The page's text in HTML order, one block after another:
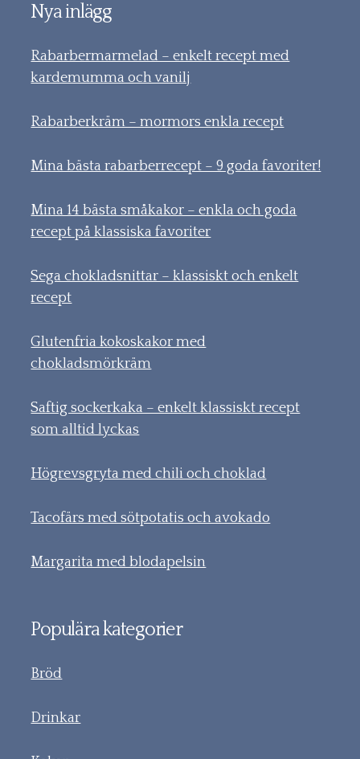
Nya inlägg
Rabarbermarmelad – enkelt recept med
kardemumma och vanilj
Rabarberkräm – mormors enkla recept
Mina bästa rabarberrecept – 9 goda favoriter!
Mina 14 bästa småkakor – enkla och goda
recept på klassiska favoriter
Sega chokladsnittar – klassiskt och enkelt
recept
Glutenfria kokoskakor med
chokladsmörkräm
Saftig sockerkaka – enkelt klassiskt recept
som alltid lyckas
Högrevsgryta med chili och choklad
Tacofärs med sötpotatis och avokado
Margarita med blodapelsin
Populära kategorier
Bröd
Drinkar